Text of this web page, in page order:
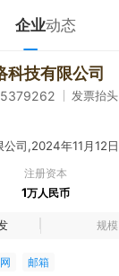
企业动态
科技有限公司
发票抬头
注册资本
1万人民币
规模
邮箱